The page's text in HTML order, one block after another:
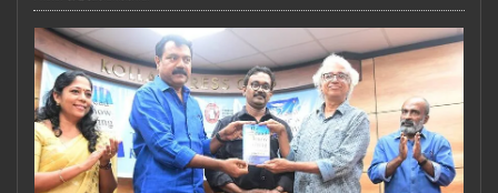
LOCAL
OBITUARY
NEWS 360